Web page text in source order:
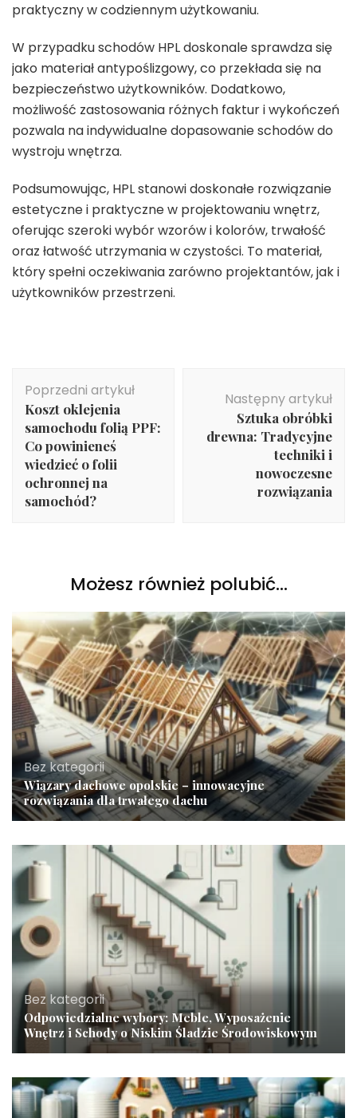
praktyczny w codziennym użytkowaniu.
W przypadku schodów HPL doskonale sprawdza się
jako materiał antypoślizgowy, co przekłada się na
bezpieczeństwo użytkowników. Dodatkowo,
możliwość zastosowania różnych faktur i wykończeń
pozwala na indywidualne dopasowanie schodów do
wystroju wnętrza.
Podsumowując, HPL stanowi doskonałe rozwiązanie
estetyczne i praktyczne w projektowaniu wnętrz,
oferując szeroki wybór wzorów i kolorów, trwałość
oraz łatwość utrzymania w czystości. To materiał,
który spełni oczekiwania zarówno projektantów, jak i
użytkowników przestrzeni.
wpisu
Poprzedni artykuł
Koszt oklejenia
samochodu folią PPF:
Co powinieneś
wiedzieć o folii
ochronnej na
samochód?
Następny artykuł
Sztuka obróbki
drewna: Tradycyjne
techniki i
nowoczesne
rozwiązania
Możesz również polubić…
Bez kategorii
Wiązary dachowe opolskie – innowacyjne
rozwiązania dla trwałego dachu
Bez kategorii
Odpowiedzialne wybory: Meble, Wyposażenie
Wnętrz i Schody o Niskim Śladzie Środowiskowym